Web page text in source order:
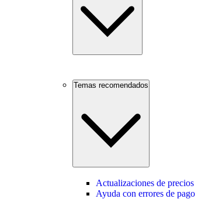
Temas recomendados
Actualizaciones de precios
Ayuda con errores de pago